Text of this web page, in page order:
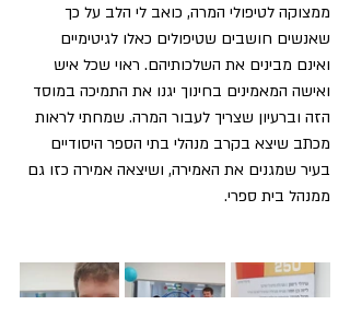
ממצוקה לטיפולי המרה, כואב לי הלב על כך
שאנשים חושבים שטיפולים כאלו לגיטימיים
ואינם מבינים את השלכותיהם. ראוי שכל איש
ואישה המאמינים בחינוך יגנו את התמיכה במוסד
הזה וברעיון שצריך לעבור המרה. שמחתי לראות
מכתב שיצא בקרב מנהלי בתי הספר היסודיים
בעיר שמגנים את האמירה, ושיצאה אמירה כזו גם
ממנהל בית ספרי.